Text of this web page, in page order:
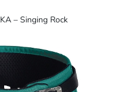
– Singing Rock